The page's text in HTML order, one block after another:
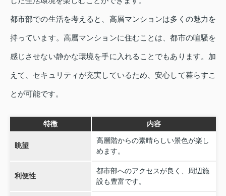
都市部での生活を考えると、高層マンションは多くの魅力を
持っています。高層マンションに住むことは、都市の喧騒を
感じさせない静かな環境を手に入れることでもあります。加
えて、セキュリティが充実しているため、安心して暮らすこ
とが可能です。
特徴 内容
眺望
高層階からの素晴らしい景色が楽し
めます。
利便性
都市部へのアクセスが良く、周辺施
設も豊富です。